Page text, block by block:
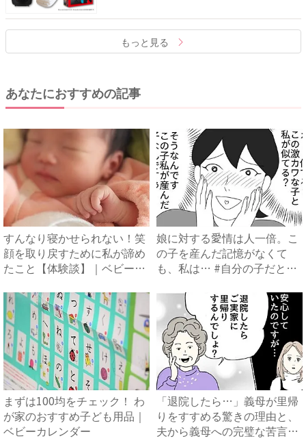
もっと見る
あなたにおすすめの記事
すんなり寝かせられない！笑
顔を取り戻すために私が諦め
たこと【体験談】｜ベビーカ
娘に対する愛情は人一倍。こ
の子を産んだ記憶がなくて
も、私は… #自分の子だと思
まずは100均をチェック！ わ
が家のおすすめ子ども用品｜
ベビーカレンダー
「退院したら…」義母が里帰
りをすすめる驚きの理由と、
夫から義母への完璧な苦言